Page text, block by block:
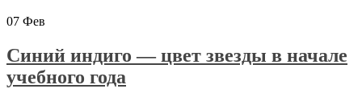
07 Фев
Синий индиго — цвет звезды в начале
учебного года